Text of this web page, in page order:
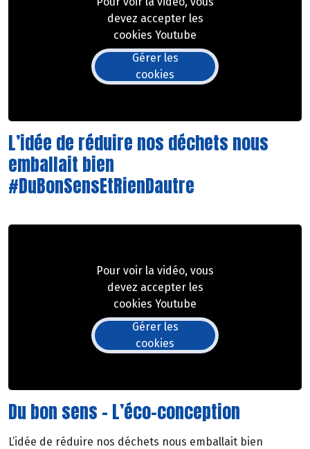
devez accepter les
cookies Youtube
Gérer les
cookies
L’idée de réduire nos déchets nous
emballait bien
#DuBonSensEtRienDautre
Pour voir la vidéo, vous
devez accepter les
cookies Youtube
Gérer les
cookies
Du bon sens - L’éco-conception
L’idée de réduire nos déchets nous emballait bien